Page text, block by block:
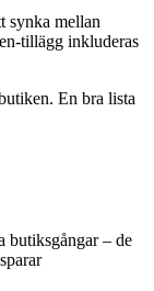
synka mellan
tillägg inkluderas
En bra lista
butiksgångar – de